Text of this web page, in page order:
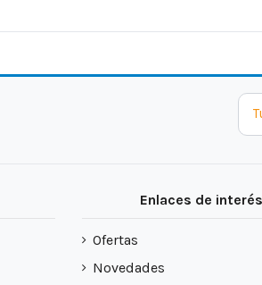
Enlaces de interés
Ofertas
Novedades